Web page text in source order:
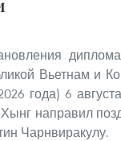
Вьетнам и
года) 6
направил
Чарнвиракулу.